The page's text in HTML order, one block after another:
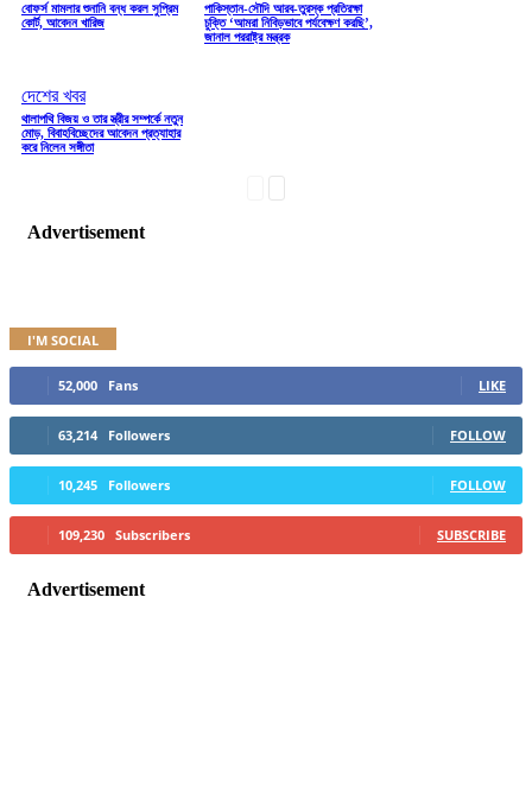
বোফর্স মামলার শুনানি বন্ধ করল সুপ্রিম
কোর্ট, আবেদন খারিজ
পাকিস্তান-সৌদি আরব-তুরস্ক প্রতিরক্ষা
চুক্তি ‘আমরা নিবিড়ভাবে পর্যবেক্ষণ করছি’,
জানাল পররাষ্ট্র মন্ত্রক
দেশের খবর
থালাপথি বিজয় ও তার স্ত্রীর সম্পর্কে নতুন
মোড়, বিবাহবিচ্ছেদের আবেদন প্রত্যাহার
করে নিলেন সঙ্গীতা
Advertisement
I'M SOCIAL
52,000 Fans LIKE
63,214 Followers FOLLOW
10,245 Followers FOLLOW
109,230 Subscribers SUBSCRIBE
Advertisement